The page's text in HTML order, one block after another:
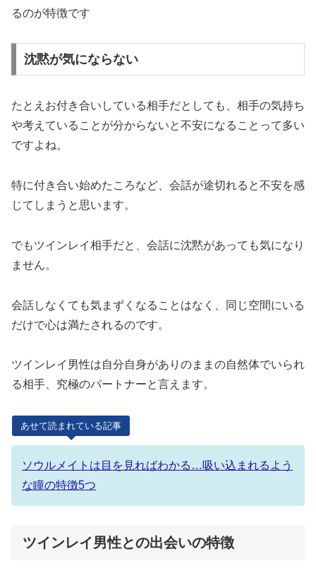
るのが特徴です
沈黙が気にならない
たとえお付き合いしている相手だとしても、相手の気持ち
や考えていることが分からないと不安になることって多い
ですよね。
特に付き合い始めたころなど、会話が途切れると不安を感
じてしまうと思います。
でもツインレイ相手だと、会話に沈黙があっても気になり
ません。
会話しなくても気まずくなることはなく、同じ空間にいる
だけで心は満たされるのです。
ツインレイ男性は自分自身がありのままの自然体でいられ
る相手、究極のパートナーと言えます。
あせて読まれている記事
ソウルメイトは目を見ればわかる…吸い込まれるよう
な瞳の特徴5つ
ツインレイ男性との出会いの特徴